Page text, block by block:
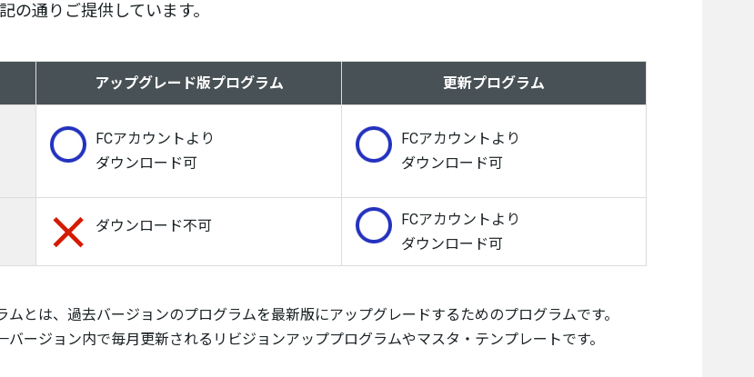
の通りご提供しています。
アップグレード版プログラム 更新プログラム
FCアカウントより
ダウンロード可
FCアカウントより
ダウンロード可
ダウンロード不可
FCアカウントより
ダウンロード可
とは、過去バージョンのプログラムを最新版にアップグレードするためのプログラムです。
ージョン内で毎月更新されるリビジョンアッププログラムやマスタ・テンプレートです。